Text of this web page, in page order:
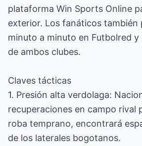
plataforma Win Sports Online
exterior. Los fanáticos también
minuto a minuto en Futbolred y
de ambos clubes.
Claves tácticas
1. Presión alta verdolaga:
recuperaciones en campo rival
roba temprano, encontrará
de los laterales bogotanos.